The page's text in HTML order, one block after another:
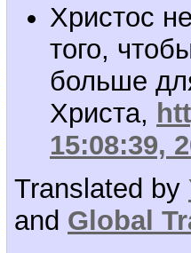
Христос
того,
больше
Христа,
15:08:39,
Translated by
and Global